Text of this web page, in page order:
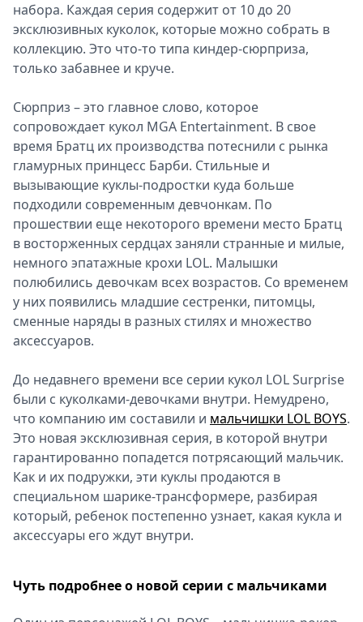
набора. Каждая серия содержит от 10 до 20
эксклюзивных куколок, которые можно собрать в
коллекцию. Это что-то типа киндер-сюрприза,
только забавнее и круче.
Сюрприз – это главное слово, которое
сопровождает кукол MGA Entertainment. В свое
время Братц их производства потеснили с рынка
гламурных принцесс Барби. Стильные и
вызывающие куклы-подростки куда больше
подходили современным девчонкам. По
прошествии еще некоторого времени место Братц
в восторженных сердцах заняли странные и милые,
немного эпатажные крохи LOL. Малышки
полюбились девочкам всех возрастов. Со временем
у них появились младшие сестренки, питомцы,
сменные наряды в разных стилях и множество
аксессуаров.
До недавнего времени все серии кукол LOL Surprise
были с куколками-девочками внутри. Немудрено,
что компанию им составили и мальчишки LOL BOYS.
Это новая эксклюзивная серия, в которой внутри
гарантированно попадется потрясающий мальчик.
Как и их подружки, эти куклы продаются в
специальном шарике-трансформере, разбирая
который, ребенок постепенно узнает, какая кукла и
аксессуары его ждут внутри.
Чуть подробнее о новой серии с мальчиками